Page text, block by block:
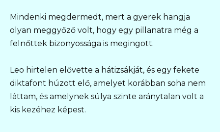
Mindenki megdermedt, mert a gyerek hangja
olyan meggyőző volt, hogy egy pillanatra még a
felnőttek bizonyossága is megingott.
Leo hirtelen elővette a hátizsákját, és egy fekete
diktafont húzott elő, amelyet korábban soha nem
láttam, és amelynek súlya szinte aránytalan volt a
kis kezéhez képest.